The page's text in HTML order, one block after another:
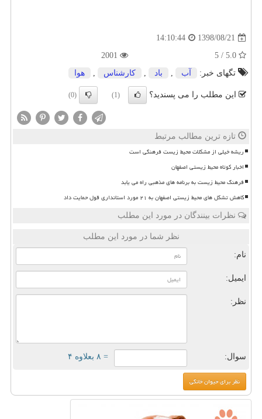
1398/08/21
14:10:44
تگهای خبر:
آب , باد , كارشناس , هوا
این مطلب را می پسندید؟ (1)
(0)
تازه ترین مطالب مرتبط
ریشه خیلی از مشکلات محیط زیست فرهنگی است
اخبار کوتاه محیط زیستی اصفهان
فرهنگ محیط زیست به برنامه های مذهبی راه می یابد
کاهش تشکل های محیط زیستی اصفهان به ۲۱ مورد استانداری قول حمایت داد
نظرات بینندگان در مورد این مطلب
نظر شما در مورد این مطلب
نام:
ایمیل:
نظر:
سوال: = ۸ بعلاوه ۴